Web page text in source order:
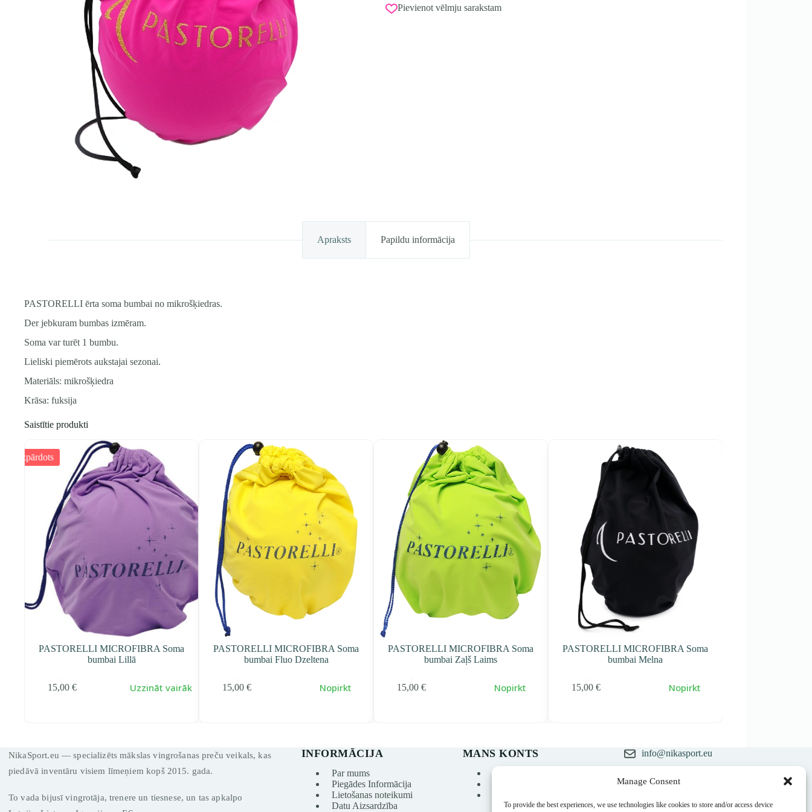
Manage Consent
To provide the best experiences, we use technologies like cookies to store and/or access device
Pievienot vēlmju sarakstam
Apraksts Papildu informācija
PASTORELLI ērta soma bumbai no mikrošķiedras.
Der jebkuram bumbas izmēram.
Soma var turēt 1 bumbu.
Lieliski piemērots aukstajai sezonai.
Materiāls: mikrošķiedra
Krāsa: fuksija
Saistītie produkti
Izpārdots
PASTORELLI MICROFIBRA Soma
bumbai Lillā
15,00 € Uzzināt vairāk
PASTORELLI MICROFIBRA Soma
bumbai Fluo Dzeltena
15,00 € Nopirkt
PASTORELLI MICROFIBRA Soma
bumbai Zaļš Laims
15,00 € Nopirkt
PASTORELLI MICROFIBRA Soma
bumbai Melna
15,00€ Nopirkt
NikaSport.eu — specializēts mākslas vingrošanas preču veikals, kas
piedāvā inventāru visiem līmeņiem kopš 2015. gada.
To vada bijusī vingrotāja, trenere un tiesnese, un tas apkalpo
INFORMĀCIJA
Par mums
Piegādes Informācija
Lietošanas noteikumi
Datu Aizsardzība
MANS KONTS info@nikasport.eu